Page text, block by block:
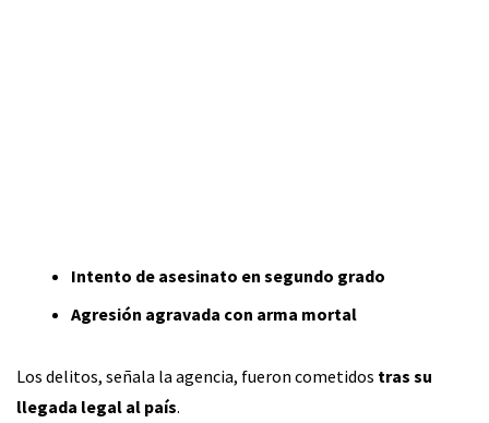
Intento de asesinato en segundo grado
Agresión agravada con arma mortal
Los delitos, señala la agencia, fueron cometidos tras su
llegada legal al país.